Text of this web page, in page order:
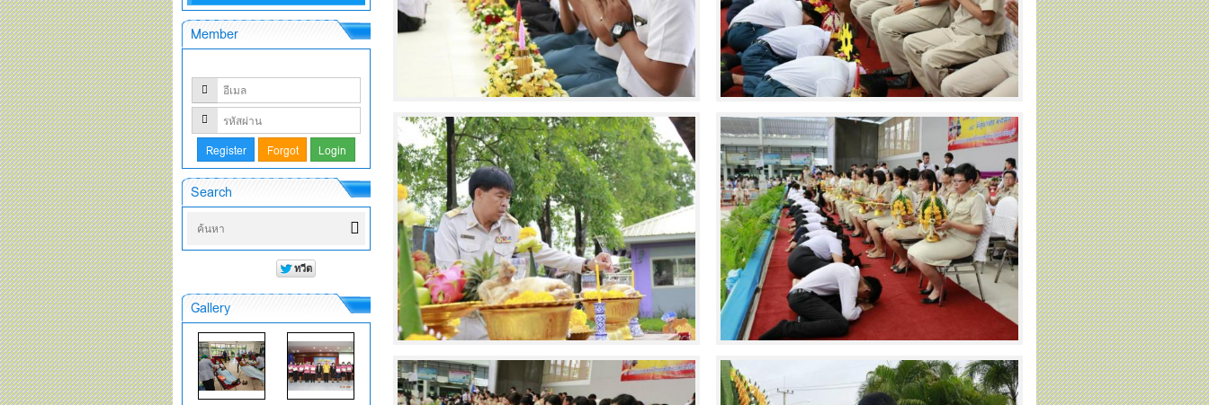
Member
Search
Gallery